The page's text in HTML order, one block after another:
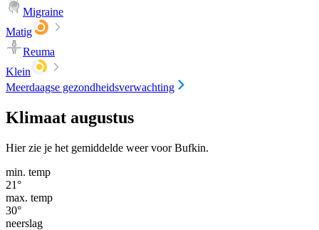
Migraine
Matig
Reuma
Klein
Meerdaagse gezondheidsverwachting
Klimaat augustus
Hier zie je het gemiddelde weer voor Bufkin.
min. temp
21°
max. temp
30°
neerslag